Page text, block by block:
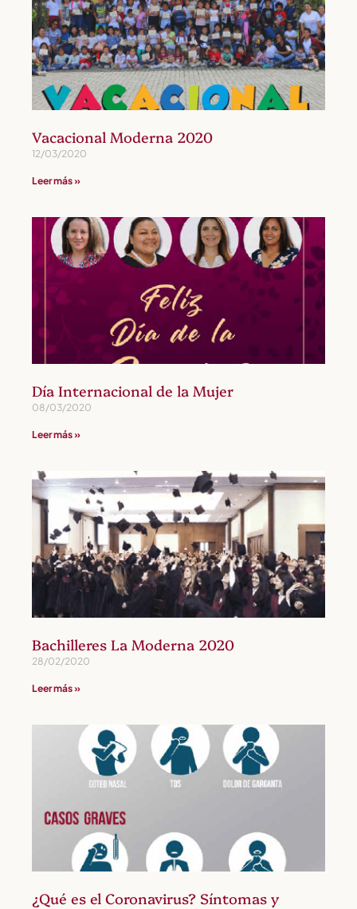
Vacacional Moderna 2020
12/03/2020
Leer más »
Día Internacional de la Mujer
08/03/2020
Leer más »
Bachilleres La Moderna 2020
28/02/2020
Leer más »
¿Qué es el Coronavirus? Síntomas y